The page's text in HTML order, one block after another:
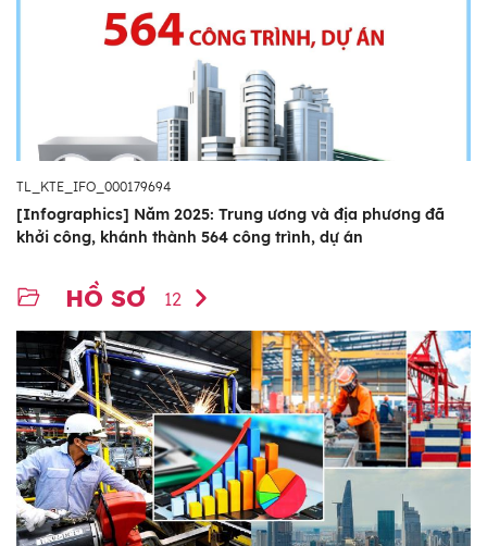
TL_KTE_IFO_000179694
[Infographics] Năm 2025: Trung ương và địa phương đã
khởi công, khánh thành 564 công trình, dự án
HỒ SƠ 12